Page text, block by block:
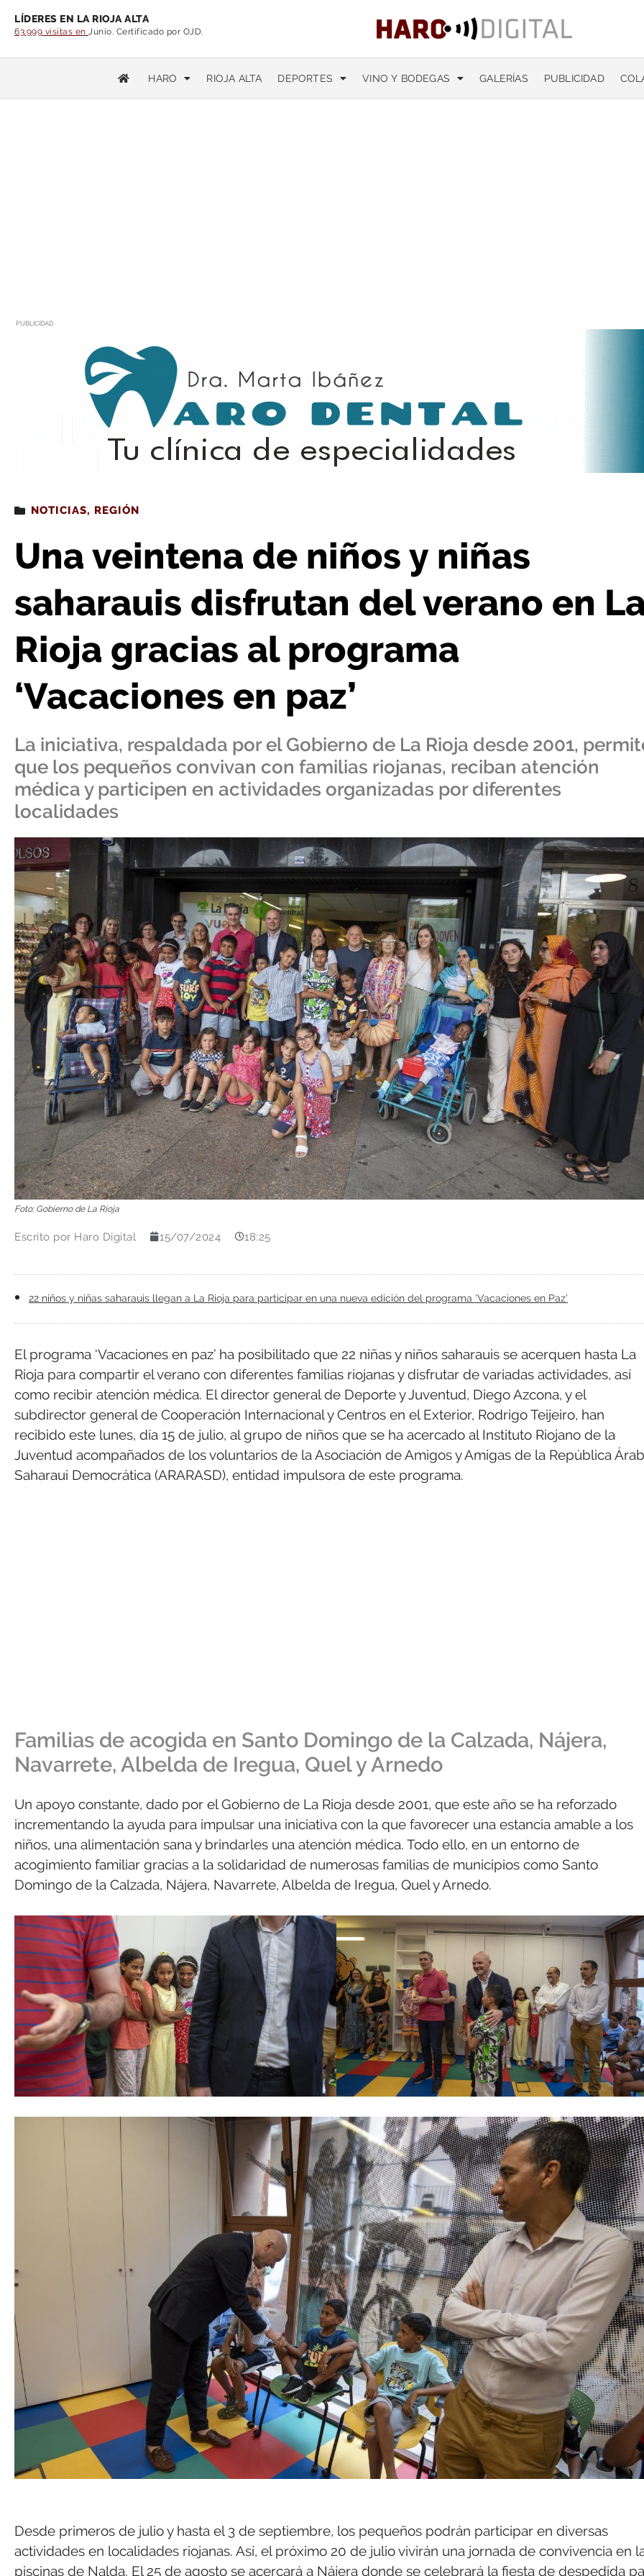
LÍDERES EN LA RIOJA ALTA
63.999 visitas en Junio. Certificado por OJD.
HARO RIOJA ALTA DEPORTES VINO Y BODEGAS GALERÍAS PUBLICIDAD
PUBLICIDAD
Estás leyendo : Una veintena de niños y niñas saharauis disfrutan del verano en La Rioja gracias al programa ‘Vacaciones en paz’
NOTICIAS, REGIÓN
Una veintena de niños y niñas
saharauis disfrutan del verano en
Rioja gracias al programa
‘Vacaciones en paz’
La iniciativa, respaldada por el Gobierno de La Rioja desde 2001,
que los pequeños convivan con familias riojanas, reciban atención
médica y participen en actividades organizadas por diferentes
localidades
Foto: Gobierno de La Rioja
Escrito por Haro Digital 15/07/2024 18:25
22 niños y niñas saharauis llegan a La Rioja para participar en una nueva edición del programa ‘Vacaciones en Paz’
El programa ‘Vacaciones en paz’ ha posibilitado que 22 niñas y niños saharauis se acerquen hasta La
Rioja para compartir el verano con diferentes familias riojanas y disfrutar de variadas actividades, así
como recibir atención médica. El director general de Deporte y Juventud, Diego Azcona, y el
subdirector general de Cooperación Internacional y Centros en el Exterior, Rodrigo Teijeiro, han
recibido este lunes, día 15 de julio, al grupo de niños que se ha acercado al Instituto Riojano de la
Juventud acompañados de los voluntarios de la Asociación de Amigos y Amigas de la República
Saharaui Democrática (ARARASD), entidad impulsora de este programa.
Familias de acogida en Santo Domingo de la Calzada, Nájera,
Navarrete, Albelda de Iregua, Quel y Arnedo
Un apoyo constante, dado por el Gobierno de La Rioja desde 2001, que este año se ha reforzado
incrementando la ayuda para impulsar una iniciativa con la que favorecer una estancia amable a los
niños, una alimentación sana y brindarles una atención médica. Todo ello, en un entorno de
acogimiento familiar gracias a la solidaridad de numerosas familias de municipios como Santo
Domingo de la Calzada, Nájera, Navarrete, Albelda de Iregua, Quel y Arnedo.
Desde primeros de julio y hasta el 3 de septiembre, los pequeños podrán participar en diversas
actividades en localidades riojanas. Así, el próximo 20 de julio vivirán una jornada de convivencia en
piscinas de Nalda. El 25 de agosto se acercará a Nájera donde se celebrará la fiesta de despedida